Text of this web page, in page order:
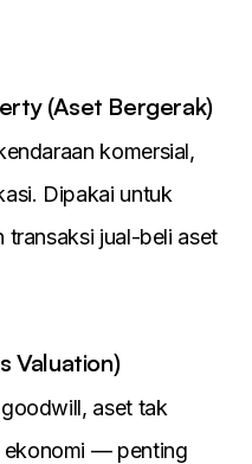
(Aset Bergerak)
komersial,
Dipakai untuk
transaksi jual-beli aset
Valuation)
aset tak
ekonomi — penting